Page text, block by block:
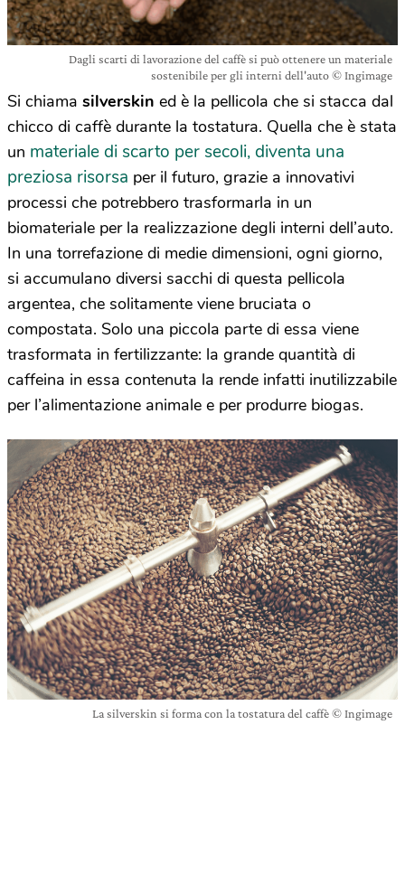
Dagli scarti di lavorazione del caffè si può ottenere un materiale
sostenibile per gli interni dell'auto © Ingimage
Si chiama silverskin ed è la pellicola che si stacca dal
chicco di caffè durante la tostatura. Quella che è stata
un materiale di scarto per secoli, diventa una
preziosa risorsa per il futuro, grazie a innovativi
processi che potrebbero trasformarla in un
biomateriale per la realizzazione degli interni dell’auto.
In una torrefazione di medie dimensioni, ogni giorno,
si accumulano diversi sacchi di questa pellicola
argentea, che solitamente viene bruciata o
compostata. Solo una piccola parte di essa viene
trasformata in fertilizzante: la grande quantità di
caffeina in essa contenuta la rende infatti inutilizzabile
per l’alimentazione animale e per produrre biogas.
La silverskin si forma con la tostatura del caffè © Ingimage